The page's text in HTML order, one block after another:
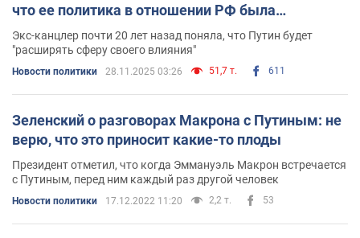
что ее политика в отношении РФ была
правильной
Экс-канцлер почти 20 лет назад поняла, что Путин будет
"расширять сферу своего влияния"
Новости политики 28.11.2025 03:26 51,7 т. 611
Зеленский о разговорах Макрона с Путиным: не
верю, что это приносит какие-то плоды
Президент отметил, что когда Эммануэль Макрон встречается
с Путиным, перед ним каждый раз другой человек
Новости политики 17.12.2022 11:20 2,2 т. 53